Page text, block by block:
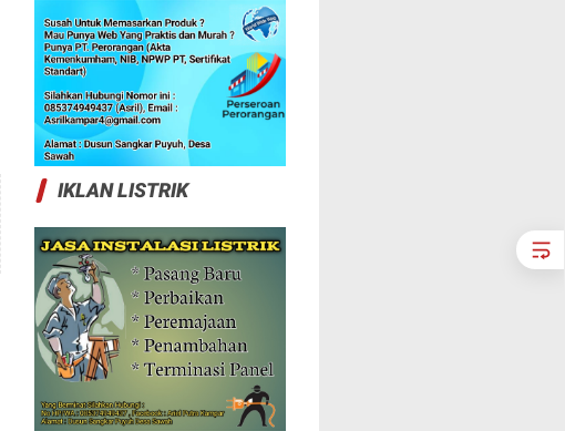
IKLAN LISTRIK